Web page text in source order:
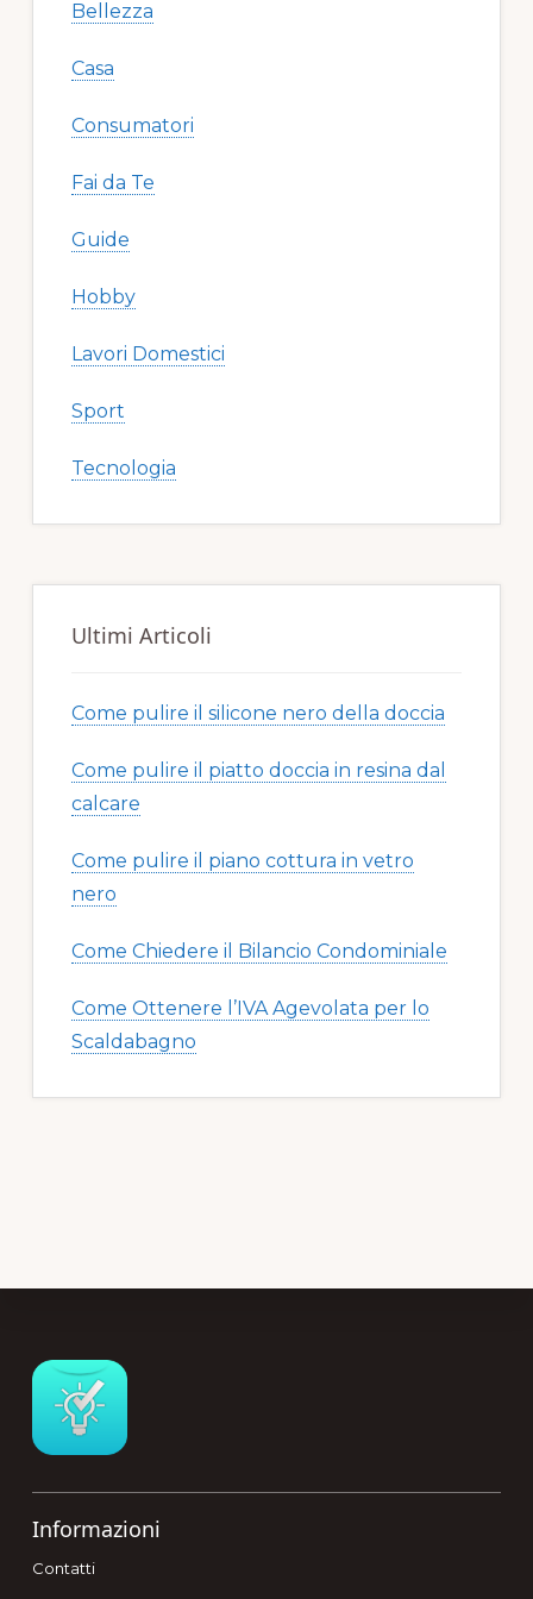
Bellezza
Casa
Consumatori
Fai da Te
Guide
Hobby
Lavori Domestici
Sport
Tecnologia
Ultimi Articoli
Come pulire il silicone nero della doccia​​
Come pulire il piatto doccia in resina dal
calcare​​
Come pulire il piano cottura in vetro
nero​​
Come Chiedere il Bilancio Condominiale
Come Ottenere l’IVA Agevolata per lo
Scaldabagno
Informazioni
Contatti